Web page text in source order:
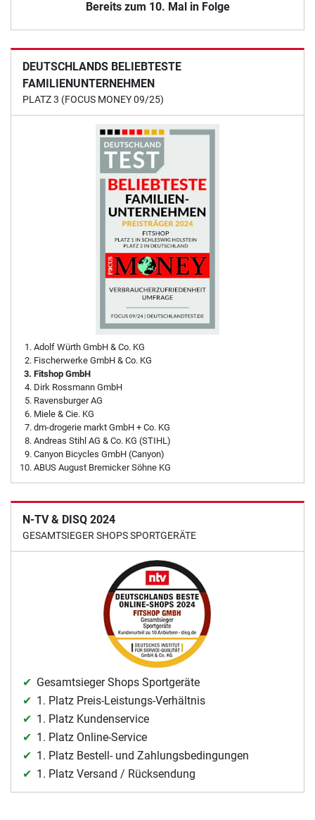
Bereits zum 10. Mal in Folge
DEUTSCHLANDS BELIEBTESTE
FAMILIENUNTERNEHMEN
PLATZ 3 (FOCUS MONEY 09/25)
Adolf Würth GmbH & Co. KG
Fischerwerke GmbH & Co. KG
Fitshop GmbH
Dirk Rossmann GmbH
Ravensburger AG
Miele & Cie. KG
dm-drogerie markt GmbH + Co. KG
Andreas Stihl AG & Co. KG (STIHL)
Canyon Bicycles GmbH (Canyon)
ABUS August Bremicker Söhne KG
N-TV & DISQ 2024
GESAMTSIEGER SHOPS SPORTGERÄTE
Gesamtsieger Shops Sportgeräte
1. Platz Preis-Leistungs-Verhältnis
1. Platz Kundenservice
1. Platz Online-Service
1. Platz Bestell- und Zahlungsbedingungen
1. Platz Versand / Rücksendung